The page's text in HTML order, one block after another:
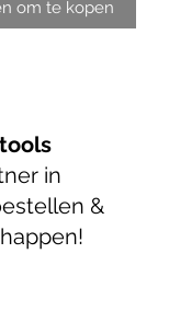
om te kopen
in
&